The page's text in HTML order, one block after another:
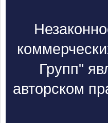
Групп"
авторском